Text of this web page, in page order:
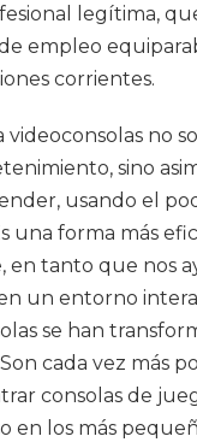
legítima,
empleo
corrientes.
videoconsolas no
sino
usando el
una forma más
en tanto que nos
un entorno
se han
cada vez más
consolas de
en los más